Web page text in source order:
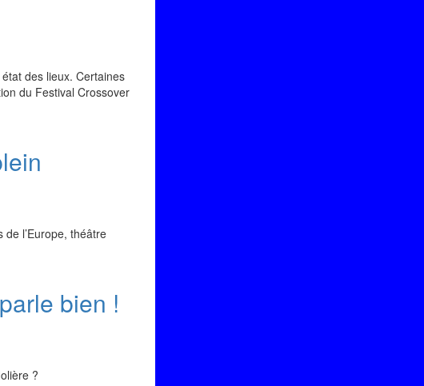
des lieux. Certaines
du Festival Crossover
l’Europe, théâtre
bien !
?